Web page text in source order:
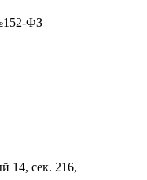
ФЗ
14, сек. 216,